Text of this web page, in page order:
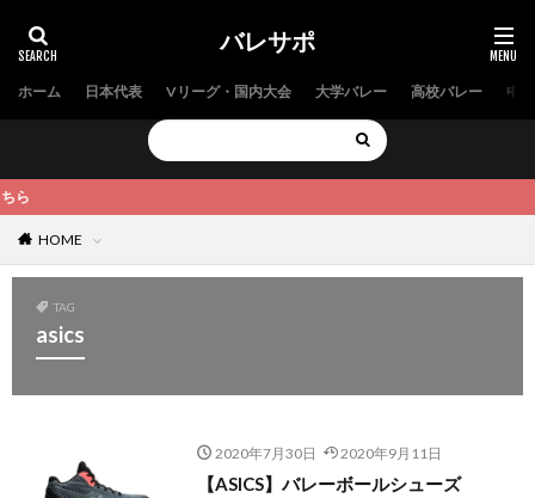
バレサポ
ホーム 日本代表 Vリーグ・国内大会 大学バレー 高校バレー 中
HOME
TAG
asics
2020年7月30日 2020年9月11日
【ASICS】バレーボールシューズ